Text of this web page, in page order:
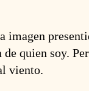
imagen
de quien soy.
viento.